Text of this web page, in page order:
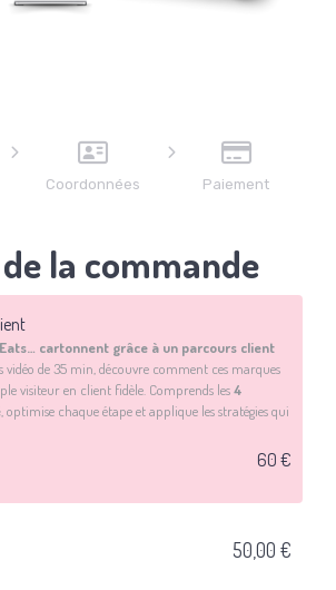
Coordonnées Paiement
la commande
cartonnent grâce à un parcours client
vidéo de 35 min, découvre comment ces marques
visiteur en client fidèle. Comprends les4
, optimise chaque étape et applique les stratégies qui
60 €
50,00 €